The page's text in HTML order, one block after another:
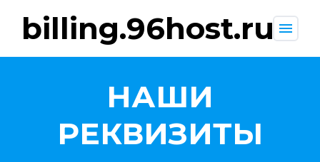
billing.96host.ru menu
НАШИ
РЕКВИЗИТЫ